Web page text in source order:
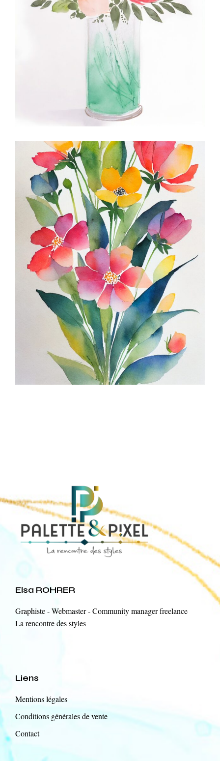
Elsa ROHRER
Graphiste - Webmaster - Community manager freelance
La rencontre des styles
Liens
Mentions légales
Conditions générales de vente
Contact